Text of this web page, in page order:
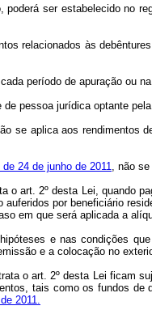
ser estabelecido no
relacionados às
período de apuração
pessoa jurídica optante
se aplica aos
24 de junho de 2011, não
o art. 2º desta Lei, quando
por beneficiário
em que será aplicada a
e nas condições
e a colocação no
o art. 2º desta Lei ficam
tais como os fundos de
2011.